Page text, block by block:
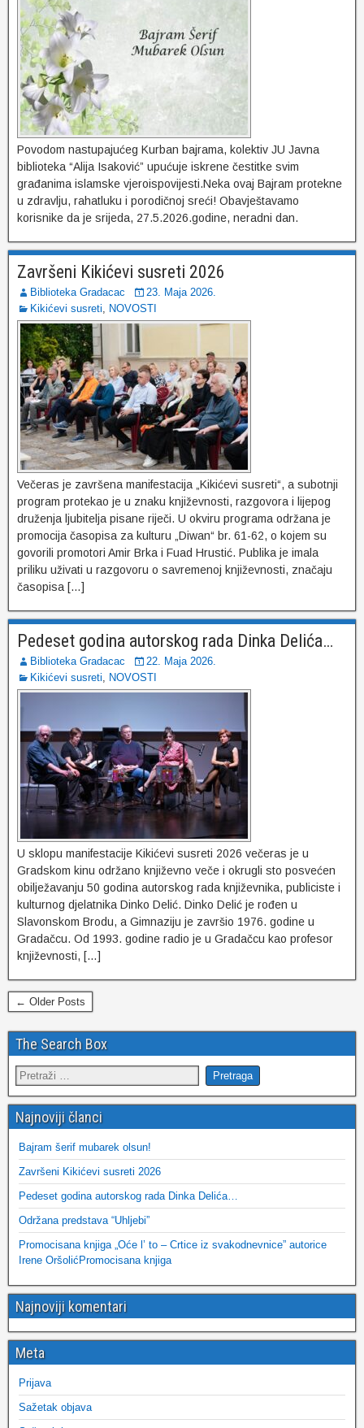
Povodom nastupajućeg Kurban bajrama, kolektiv JU Javna
biblioteka “Alija Isaković” upućuje iskrene čestitke svim
građanima islamske vjeroispovijesti.Neka ovaj Bajram protekne
u zdravlju, rahatluku i porodičnoj sreći! Obavještavamo
korisnike da je srijeda, 27.5.2026.godine, neradni dan.
Završeni Kikićevi susreti 2026
Biblioteka Gradacac
23. Maja 2026.
Kikićevi susreti, NOVOSTI
Večeras je završena manifestacija „Kikićevi susreti“, a subotnji
program protekao je u znaku književnosti, razgovora i lijepog
druženja ljubitelja pisane riječi. U okviru programa održana je
promocija časopisa za kulturu „Diwan“ br. 61-62, o kojem su
govorili promotori Amir Brka i Fuad Hrustić. Publika je imala
priliku uživati u razgovoru o savremenoj književnosti, značaju
časopisa […]
Pedeset godina autorskog rada Dinka Delića…
Biblioteka Gradacac
22. Maja 2026.
Kikićevi susreti, NOVOSTI
U sklopu manifestacije Kikićevi susreti 2026 večeras je u
Gradskom kinu održano književno veče i okrugli sto posvećen
obilježavanju 50 godina autorskog rada književnika, publiciste i
kulturnog djelatnika Dinko Delić. Dinko Delić je rođen u
Slavonskom Brodu, a Gimnaziju je završio 1976. godine u
Gradačcu. Od 1993. godine radio je u Gradačcu kao profesor
književnosti, […]
← Older Posts
The Search Box
Najnoviji članci
Bajram šerif mubarek olsun!
Završeni Kikićevi susreti 2026
Pedeset godina autorskog rada Dinka Delića…
Održana predstava “Uhljebi”
Promocisana knjiga „Oće l’ to – Crtice iz svakodnevnice” autorice
Irene OršolićPromocisana knjiga
Najnoviji komentari
Meta
Prijava
Sažetak objava